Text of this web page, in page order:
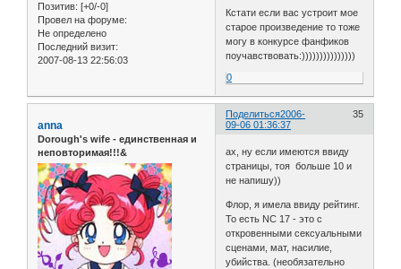
Позитив: [+0/-0]
Провел на форуме:
Не определено
Последний визит:
2007-08-13 22:56:03
Кстати если вас устроит мое
старое произведение то тоже
могу в конкурсе фанфиков
поучавствовать:)))))))))))))))
0
Поделиться 35
2006-
09-06 01:36:37
anna
Dorough's wife - единственная и
неповторимая!!!&
ах, ну если имеются ввиду
страницы, тоя больше 10 и
не напишу))
Флор, я имела ввиду рейтинг.
То есть NC 17 - это с
откровенными сексуальными
сценами, мат, насилие,
убийства. (необязательно